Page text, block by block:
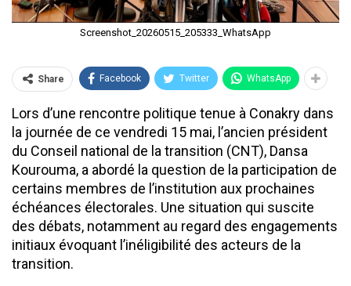
Screenshot_20260515_205333_WhatsApp
Share Facebook Twitter WhatsApp
Lors d’une rencontre politique tenue à Conakry dans
la journée de ce vendredi 15 mai, l’ancien président
du Conseil national de la transition (CNT), Dansa
Kourouma, a abordé la question de la participation de
certains membres de l’institution aux prochaines
échéances électorales. Une situation qui suscite
des débats, notamment au regard des engagements
initiaux évoquant l’inéligibilité des acteurs de la
transition.